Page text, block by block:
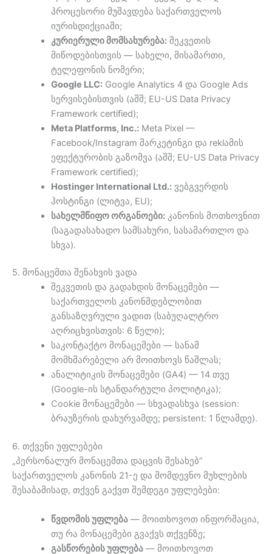
პროცესორი მუშავდება საქართველოს
იურისდიქციაში;
კურიერული მომსახურება:შეკვეთის
მიწოდებისთვის — სახელი, მისამართი,
ტელეფონის ნომერი;
Google LLC:Google Analytics 4 და Google Ads
სერვისებისთვის (აშშ; EU-US Data Privacy
Framework certified);
Meta Platforms, Inc.:Meta Pixel —
Facebook/Instagram მარკეტინგი და reklამის
ეფექტურობის გაზომვა (აშშ; EU-US Data Privacy
Framework certified);
Hostinger International Ltd.:ვებგვერდის
ჰოსტინგი (ლიტვა, EU);
სახელმწიფო ორგანოები:კანონის მოთხოვნით
(საგადასახადო სამსახური, სასამართლო და
სხვა).
5. მონაცემთა შენახვის ვადა
შეკვეთის და გადახდის მონაცემები —
საქართველოს კანონმდებლობით
განსაზღვრული ვადით (საბუღალტრო
აღრიცხვისთვის: 6 წელი);
საკონტაქტო მონაცემები — სანამ
მომხმარებელი არ მოითხოვს წაშლას;
ანალიტიკის მონაცემები (GA4) — 14 თვე
(Google-ის სტანდარტული პოლიტიკა);
Cookie მონაცემები — სხვადასხვა (session:
ბრაუზერის დახურვამდე; persistent: 1 წლამდე).
6. თქვენი უფლებები
„პერსონალურ მონაცემთა დაცვის შესახებ”
საქართველოს კანონის 21-ე და მომდევნო მუხლების
შესაბამისად, თქვენ გაქვთ შემდეგი უფლებები:
წვდომის უფლება— მოითხოვოთ ინფორმაცია,
თუ რა მონაცემები გვაქვს თქვენზე;
გასწორების უფლება— მოითხოვოთ